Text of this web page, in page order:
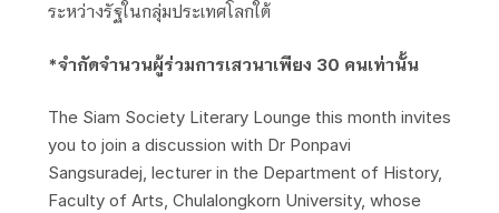
ระหว่างรัฐในกลุ่มประเทศโลกใต้
*จำกัดจำนวนผู้ร่วมการเสวนาเพียง 30 คนเท่านั้น
The Siam Society Literary Lounge this month invites
you to join a discussion with Dr Ponpavi
Sangsuradej, lecturer in the Department of History,
Faculty of Arts, Chulalongkorn University, whose